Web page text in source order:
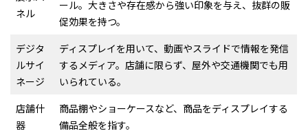
ネル
ール。大きさや存在感から強い印象を与え、抜群の販
促効果を持つ。
デジタ
ルサイ
ネージ
ディスプレイを用いて、動画やスライドで情報を発信
するメディア。店舗に限らず、屋外や交通機関でも用
いられている。
店舗什
器
商品棚やショーケースなど、商品をディスプレイする
備品全般を指す。